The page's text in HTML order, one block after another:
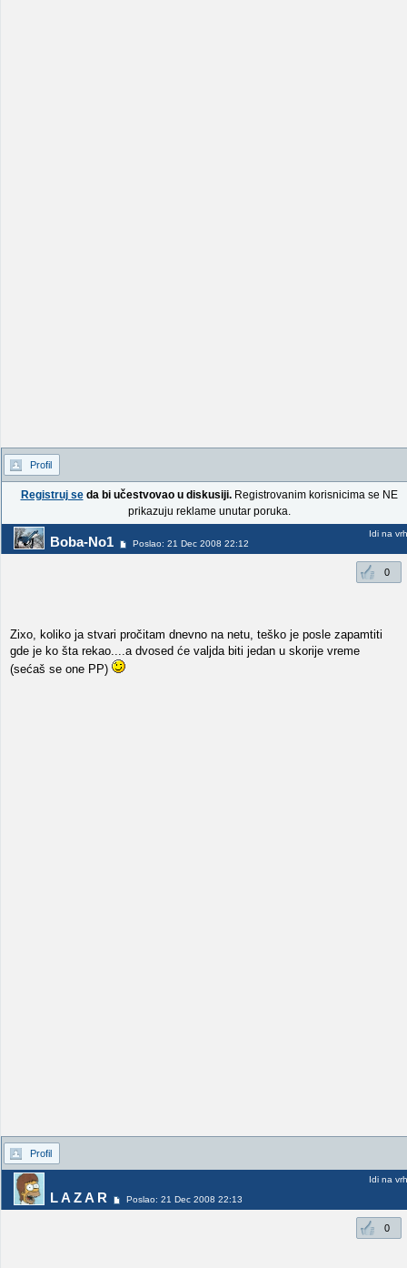
Profil
Registruj seda bi učestvovao u diskusiji.Registrovanim korisnicima se NE
prikazuju reklame unutar poruka.
Boba-No1 Poslao: 21 Dec 2008 22:12
Idi na vrh
0
Zixo, koliko ja stvari pročitam dnevno na netu, teško je posle zapamtiti
gde je ko šta rekao....a dvosed će valjda biti jedan u skorije vreme
(sećaš se one PP)
Profil
L A Z A R Poslao: 21 Dec 2008 22:13
Idi na vrh
0